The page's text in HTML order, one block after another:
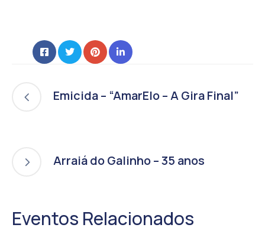
Emicida – “AmarElo – A Gira Final”
Arraiá do Galinho – 35 anos
Eventos Relacionados